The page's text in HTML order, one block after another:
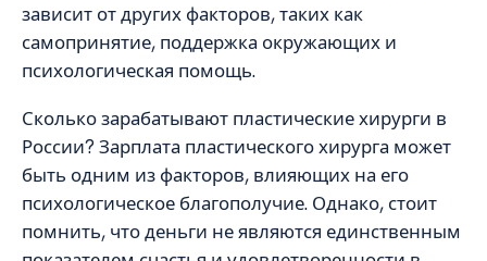
зависит от других факторов, таких как
самопринятие, поддержка окружающих и
психологическая помощь.
Сколько зарабатывают пластические хирурги в
России? Зарплата пластического хирурга может
быть одним из факторов, влияющих на его
психологическое благополучие. Однако, стоит
помнить, что деньги не являются единственным